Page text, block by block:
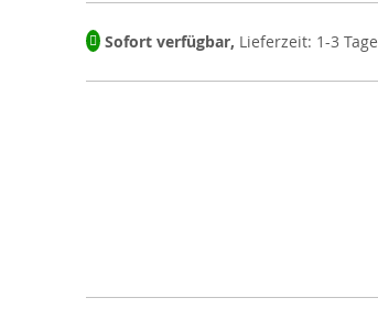
Sofort verfügbar, Lieferzeit: 1-3 Tage